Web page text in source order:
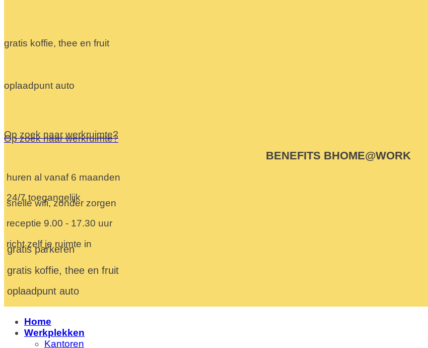
gratis koffie, thee en fruit
oplaadpunt auto
Op zoek naar werkruimte?
Op zoek naar werkruimte?
BENEFITS BHOME@WORK
huren al vanaf 6 maanden
24/7 toegangelijk
snelle wifi, zonder zorgen
receptie 9.00 - 17.30 uur
richt zelf je ruimte in
gratis parkeren
gratis koffie, thee en fruit
oplaadpunt auto
Home
Werkplekken
Kantoren